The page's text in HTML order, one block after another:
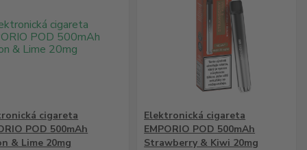
cigareta
POD 500mAh
& Lime 20mg
Elektronická cigareta
EMPORIO POD 500mAh
Strawberry & Kiwi 20mg